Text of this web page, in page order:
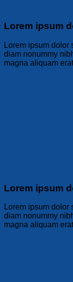
Lorem ipsum
Lorem ipsum dolor
diam nonummy
magna aliquam
Lorem ipsum
Lorem ipsum dolor
diam nonummy
magna aliquam